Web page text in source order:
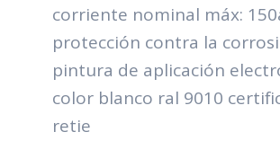
corriente nominal máx:
protección contra la
pintura de aplicación
color blanco ral 9010
retie